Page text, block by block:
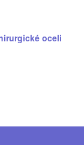
oceli